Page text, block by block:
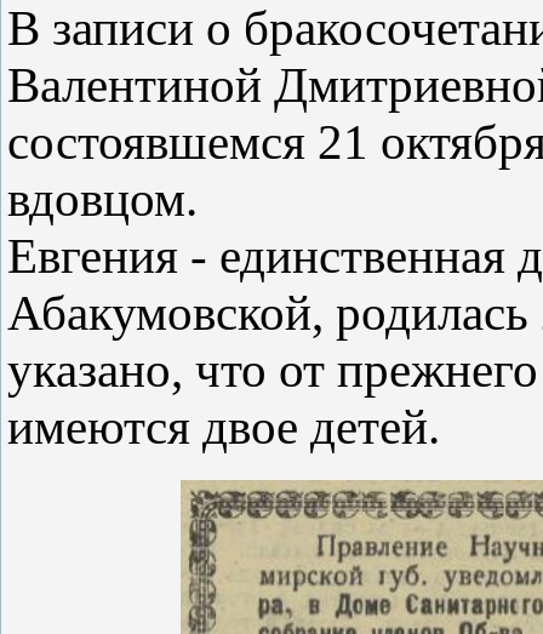
В записи о
Валентиной
состоявшемся 21
вдовцом.
Евгения -
Абакумовской,
указано, что от
имеются двое детей.